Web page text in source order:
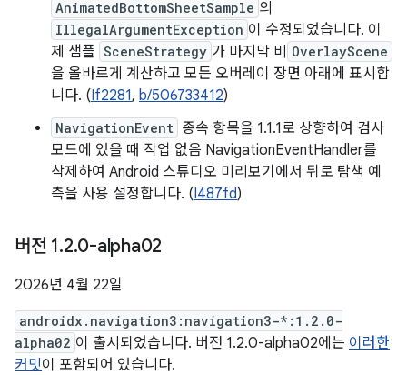
AnimatedBottomSheetSample 의
IllegalArgumentException 이 수정되었습니다. 이
제 샘플 SceneStrategy 가 마지막 비 OverlayScene
을 올바르게 계산하고 모든 오버레이 장면 아래에 표시합
니다. (If2281, b/506733412)
NavigationEvent 종속 항목을 1.1.1로 상향하여 검사
모드에 있을 때 작업 없음 NavigationEventHandler를
삭제하여 Android 스튜디오 미리보기에서 뒤로 탐색 예
측을 사용 설정합니다. (I487fd)
버전 1.2.0-alpha02
2026년 4월 22일
androidx.navigation3:navigation3-*:1.2.0-
alpha02 이 출시되었습니다. 버전 1.2.0-alpha02에는 이러한
커밋이 포함되어 있습니다.